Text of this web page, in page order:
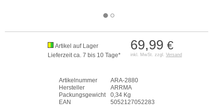
69,99 €
inkl. MwSt. zzgl. Versand
Artikel auf Lager
Lieferzeit ca. 7 bis 10 Tage*
Artikelnummer
ARA-2880
Hersteller
ARRMA
Packungsgewicht
0,34 Kg
EAN
5052127052283